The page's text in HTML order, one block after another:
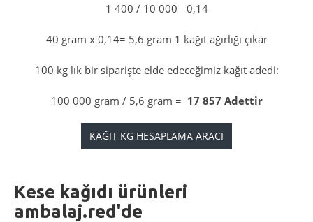
1 400 / 10 000= 0,14
40 gram x 0,14= 5,6 gram 1 kağıt ağırlığı çıkar
100 kg lık bir siparişte elde edeceğimiz kağıt adedi:
100 000 gram / 5,6 gram = 17 857 Adettir
KAĞIT KG HESAPLAMA ARACI
Kese kağıdı ürünleri
ambalaj.red'de